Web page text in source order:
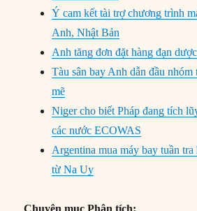
Ý cam kết tài trợ chương trình
Anh, Nhật Bản
Anh tăng đơn đặt hàng đạn
Tàu sân bay Anh dẫn đầu nhóm
mẽ
Niger cho biết Pháp đang tích
các nước ECOWAS
Argentina mua máy bay tuần
từ Na Uy
Chuyên mục Phân tích: